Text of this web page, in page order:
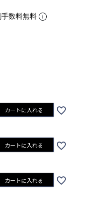
数料無料
カートに入れる
カートに入れる
カートに入れる